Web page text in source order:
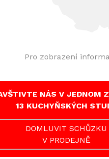
Pro zobrazení
NÁS V JEDNOM
13 KUCHYŇSKÝCH
DOMLUVIT SCHŮZKU
V PRODEJNĚ